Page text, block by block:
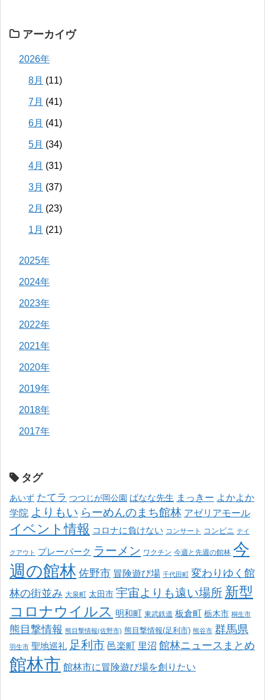
アーカイヴ
2026年
8月 (11)
7月 (41)
6月 (41)
5月 (34)
4月 (31)
3月 (37)
2月 (23)
1月 (21)
2025年
2024年
2023年
2022年
2021年
2020年
2019年
2018年
2017年
タグ
あいず たてラ つつじが岡公園 ばなな先生 まっきー よかよか
学院 よりもい らーめんのまち館林 アゼリアモール
イベント情報 コロナに負けない コンサート コンビニ テイ
クアウト プレーパーク ラーメン ワクチン 今週と先週の館林 今
週の館林 佐野市 冒険遊び場 千代田町 変わりゆく館
林の街並み 大泉町 太田市 宇宙よりも遠い場所 新型
コロナウイルス 明和町 東武鉄道 板倉町 栃木市 桐生市
熊目撃情報 熊目撃情報(佐野市) 熊目撃情報(足利市) 熊谷市 群馬県
羽生市 聖地巡礼 足利市 邑楽町 里沼 館林ニュースまとめ
館林市 館林市に冒険遊び場を創りたい